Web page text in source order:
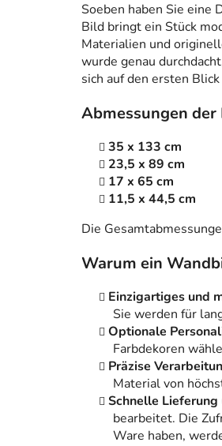
Soeben haben Sie eine
Bild bringt ein Stück
Materialien und
wurde genau
sich auf den ersten
Abmessungen
35 x 133 cm
23,5 x 89 cm
17 x 65 cm
11,5 x 44,5 cm
Die
Warum ein
Einzigartiges und
Sie werden für
Optionale
Farbdekoren
Präzise
Material von
Schnelle
bearbeitet. Die
Ware haben,